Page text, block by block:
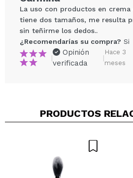
La uso con productos en crema
tiene dos tamaños, me resulta
sin teñirme los dedos..
¿Recomendarías su compra? Si
|
Opinión
verificada
|
Hace 3
meses
PRODUCTOS